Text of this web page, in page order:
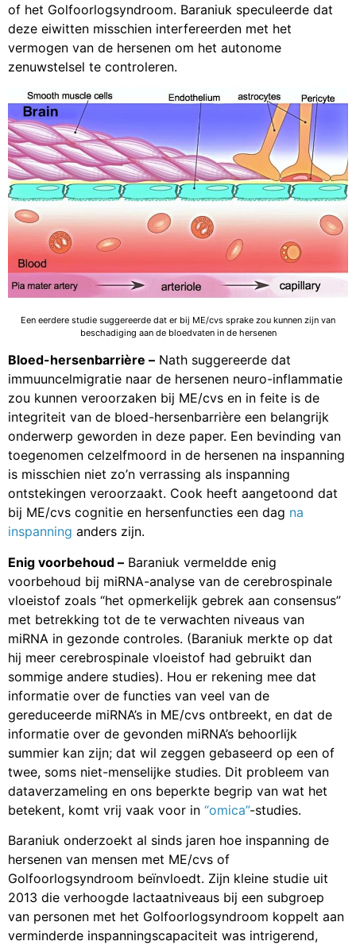
of het Golfoorlogsyndroom. Baraniuk speculeerde dat
deze eiwitten misschien interfereerden met het
vermogen van de hersenen om het autonome
zenuwstelsel te controleren.
Een eerdere studie suggereerde dat er bij ME/cvs sprake zou kunnen zijn van
beschadiging aan de bloedvaten in de hersenen
Bloed-hersenbarrière – Nath suggereerde dat
immuuncelmigratie naar de hersenen neuro-inflammatie
zou kunnen veroorzaken bij ME/cvs en in feite is de
integriteit van de bloed-hersenbarrière een belangrijk
onderwerp geworden in deze paper. Een bevinding van
toegenomen celzelfmoord in de hersenen na inspanning
is misschien niet zo’n verrassing als inspanning
ontstekingen veroorzaakt. Cook heeft aangetoond dat
bij ME/cvs cognitie en hersenfuncties een dag na
inspanning anders zijn.
Enig voorbehoud – Baraniuk vermeldde enig
voorbehoud bij miRNA-analyse van de cerebrospinale
vloeistof zoals “het opmerkelijk gebrek aan consensus”
met betrekking tot de te verwachten niveaus van
miRNA in gezonde controles. (Baraniuk merkte op dat
hij meer cerebrospinale vloeistof had gebruikt dan
sommige andere studies). Hou er rekening mee dat
informatie over de functies van veel van de
gereduceerde miRNA’s in ME/cvs ontbreekt, en dat de
informatie over de gevonden miRNA’s behoorlijk
summier kan zijn; dat wil zeggen gebaseerd op een of
twee, soms niet-menselijke studies. Dit probleem van
dataverzameling en ons beperkte begrip van wat het
betekent, komt vrij vaak voor in “omica”-studies.
Baraniuk onderzoekt al sinds jaren hoe inspanning de
hersenen van mensen met ME/cvs of
Golfoorlogsyndroom beïnvloedt. Zijn kleine studie uit
2013 die verhoogde lactaatniveaus bij een subgroep
van personen met het Golfoorlogsyndroom koppelt aan
verminderde inspanningscapaciteit was intrigerend,